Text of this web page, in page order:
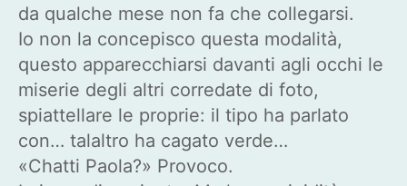
da qualche mese non fa che collegarsi.
Io non la concepisco questa modalità,
questo apparecchiarsi davanti agli occhi le
miserie degli altri corredate di foto,
spiattellare le proprie: il tipo ha parlato
con… talaltro ha cagato verde…
«Chatti Paola?» Provoco.